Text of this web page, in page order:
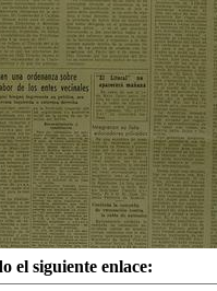
el siguiente enlace: